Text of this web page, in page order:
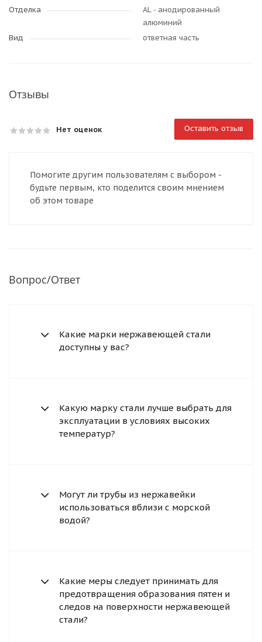
Отделка
AL - анодированный
алюминий
Вид
ответная часть
Отзывы
Нет оценок Оставить отзыв
Помогите другим пользователям с выбором -
будьте первым, кто поделится своим мнением
об этом товаре
Вопрос/Ответ
Какие марки нержавеющей стали
доступны у вас?
Какую марку стали лучше выбрать для
эксплуатации в условиях высоких
температур?
Могут ли трубы из нержавейки
использоваться вблизи с морской
водой?
Какие меры следует принимать для
предотвращения образования пятен и
следов на поверхности нержавеющей
стали?